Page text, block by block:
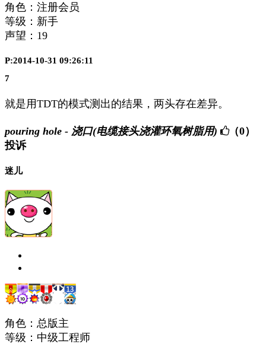
角色：注册会员
等级：新手
声望： 19
P:2014-10-31 09:26:11
7
就是用TDT的模式测出的结果，两头存在差异。
pouring hole - 浇口(电缆接头浇灌环氧树脂用)
（0）
投诉
迷儿
角色：总版主
等级：中级工程师